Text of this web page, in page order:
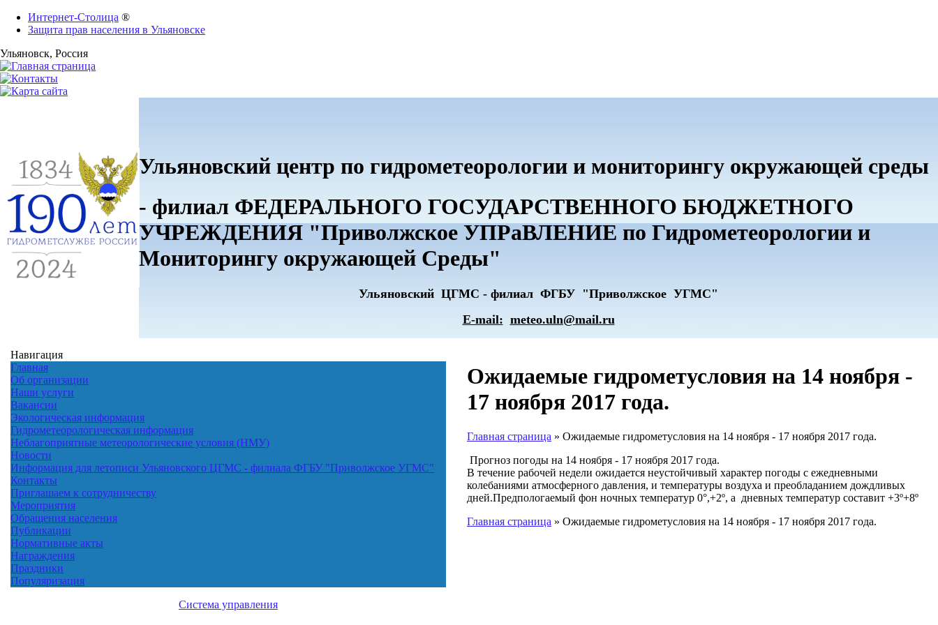
Интернет-Столица ®
Защита прав населения в Ульяновске
Ульяновск, Россия
Ульяновский центр по гидрометеорологии и мониторингу окружающей среды
- филиал ФЕДЕРАЛЬНОГО ГОСУДАРСТВЕННОГО БЮДЖЕТНОГО
УЧРЕЖДЕНИЯ "Приволжское УПРаВЛЕНИЕ по Гидрометеорологии и
Мониторингу окружающей Среды"
Ульяновский ЦГМС - филиал ФГБУ "Приволжское УГМС"
E-mail: meteo.uln@mail.ru
Навигация
Главная
Об организации
Наши услуги
Вакансии
Экологическая информация
Гидрометеорологическая информация
Неблагоприятные метеорологические условия (НМУ)
Новости
Информация для летописи Ульяновского ЦГМС - филиала ФГБУ "Приволжское УГМС"
Контакты
Приглашаем к сотрудничеству
Мероприятия
Обращения населения
Публикации
Нормативные акты
Награждения
Праздники
Популяризация
Система управления
Ожидаемые гидрометусловия на 14 ноября -
17 ноября 2017 года.
Главная страница » Ожидаемые гидрометусловия на 14 ноября - 17 ноября 2017 года.
Прогноз погоды на 14 ноября - 17 ноября 2017 года.
В течение рабочей недели ожидается неустойчивый характер погоды с ежедневными
колебаниями атмосферного давления, и температуры воздуха и преобладанием дождливых
дней.Предпологаемый фон ночных температур 0°,+2º, а дневных температур составит +3º+8º
Главная страница » Ожидаемые гидрометусловия на 14 ноября - 17 ноября 2017 года.